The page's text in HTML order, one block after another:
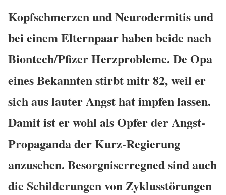
Kopfschmerzen und Neurodermitis und
bei einem Elternpaar haben beide nach
Biontech/Pfizer Herzprobleme. De Opa
eines Bekannten stirbt mitr 82, weil er
sich aus lauter Angst hat impfen lassen.
Damit ist er wohl als Opfer der Angst-
Propaganda der Kurz-Regierung
anzusehen. Besorgniserregned sind auch
die Schilderungen von Zyklusstörungen